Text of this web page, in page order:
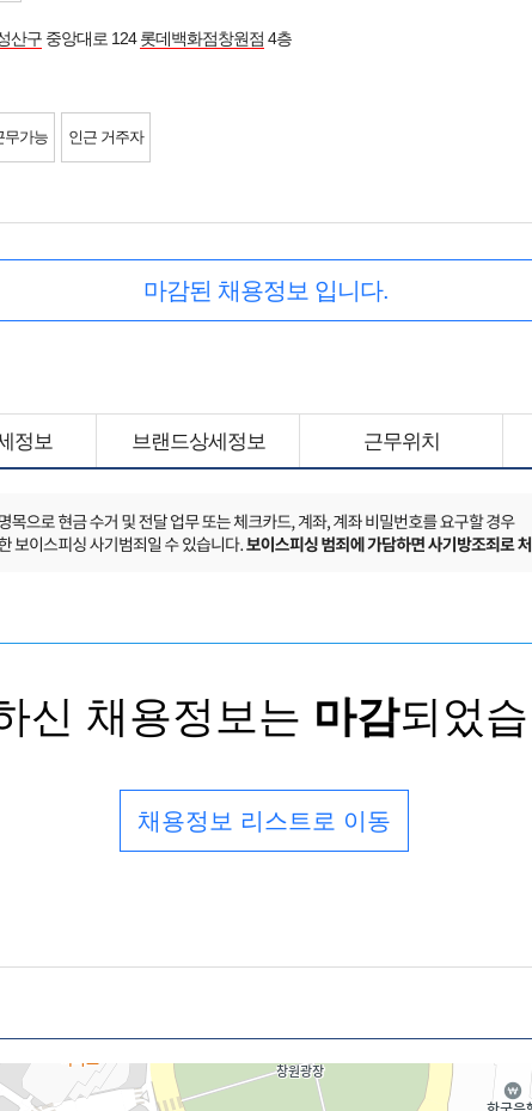
산구 중앙대로 124롯데백화점창원점 4층
무가능 인근 거주자
마감된 채용정보 입니다.
정보 브랜드상세정보 근무위치
신 채용정보는 마감되었
채용정보 리스트로 이동